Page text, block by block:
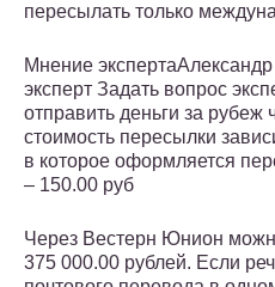
пересылать только
Мнение
эксперт Задать вопрос
отправить деньги за рубеж
стоимость пересылки
в которое оформляется
– 150.00 руб
Через Вестерн Юнион
375 000.00 рублей. Если